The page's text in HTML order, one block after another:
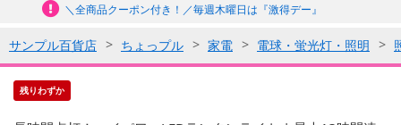
＼全商品クーポン付き！／毎週木曜日は『激得デー』
サンプル百貨店 ちょっプル 家電 電球・蛍光灯・照明
残りわずか